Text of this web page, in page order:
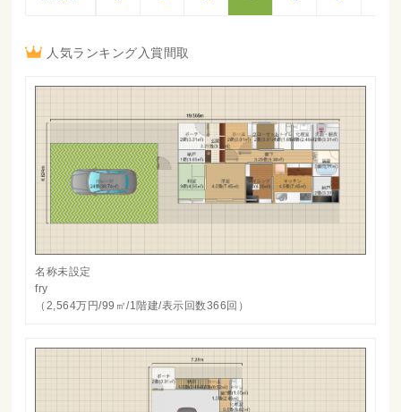
人気ランキング入賞間取
名称未設定
fry
（2,564万円/99㎡/1階建/表示回数366回）